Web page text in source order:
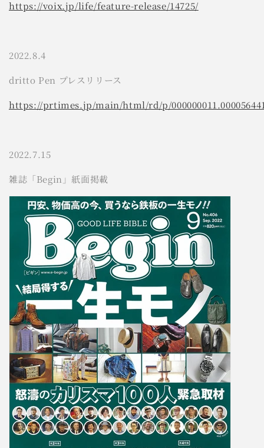
https://voix.jp/life/feature-release/14725/
2022.8.4
dritto Pen プレスリリース
https://prtimes.jp/main/html/rd/p/
2022.7.15
雑誌「Begin」紙面掲載